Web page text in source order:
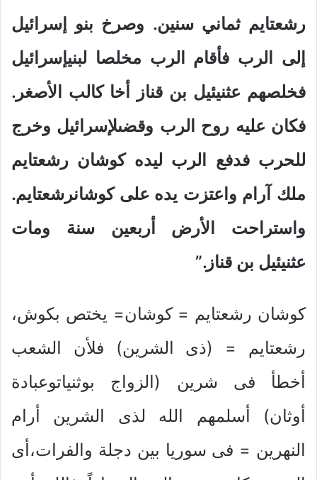
رشعتايم ثماني سنين. وصرخ بنو إسرائيل
إلى الرب فأقام الرب مخلصا لبنيإسرائيل
فخلصهم عثنيئيل بن قناز أخا كالب الأصغر.
فكان عليه روح الرب وقضىلإسرائيل وخرج
للحرب فدفع الرب ليده كوشان رشعتايم
ملك آرام واعتزت يده على كوشانرشعتايم.
واستراحت الأرض أربعين سنة ومات
عثنيئيل بن قناز.”
كوشان رشعتايم = كوشان= يختص بكوش،
رشعتايم = (ذى الشرين) فلأن الشعب
أخطأ فى شرين (الزواج بوثنياتوعبادة
أوثان) أسلمهم الله لذى الشرين أرام
النهرين = فى سوريا بين دجلة والفرات،أى